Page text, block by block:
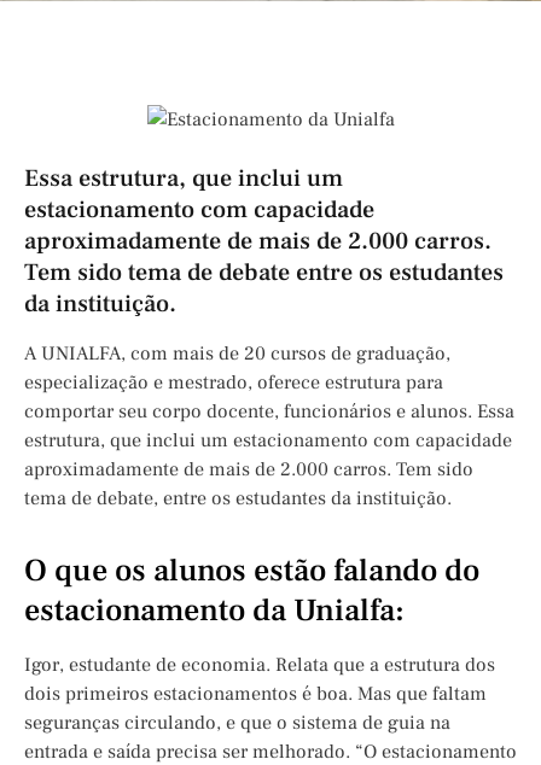
Essa estrutura, que inclui um
estacionamento com capacidade
aproximadamente de mais de 2.000 carros.
Tem sido tema de debate entre os estudantes
da instituição.
A UNIALFA, com mais de 20 cursos de graduação,
especialização e mestrado, oferece estrutura para
comportar seu corpo docente, funcionários e alunos. Essa
estrutura, que inclui um estacionamento com capacidade
aproximadamente de mais de 2.000 carros. Tem sido
tema de debate, entre os estudantes da instituição.
O que os alunos estão falando do
estacionamento da Unialfa:
Igor, estudante de economia. Relata que a estrutura dos
dois primeiros estacionamentos é boa. Mas que faltam
seguranças circulando, e que o sistema de guia na
entrada e saída precisa ser melhorado. “O estacionamento